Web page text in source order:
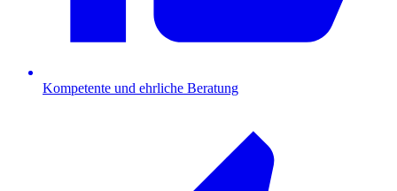
Kompetente und ehrliche Beratung